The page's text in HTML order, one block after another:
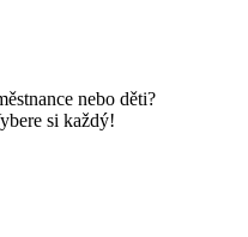
nebo děti?
si každý!